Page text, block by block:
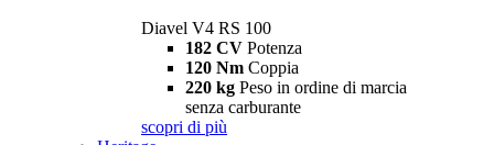
Diavel V4 RS 100
182 CV Potenza
120 Nm Coppia
220 kg Peso in ordine di marcia
senza carburante
scopri di più